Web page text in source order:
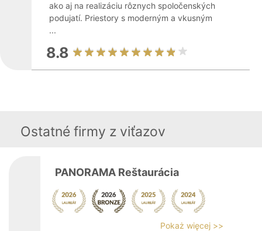
ako aj na realizáciu rôznych spoločenských
podujatí. Priestory s moderným a vkusným
...
8.8
Ostatné firmy z viťazov
PANORAMA Reštaurácia
Pokaż więcej >>